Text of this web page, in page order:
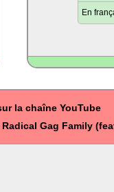
En
la chaîne YouTube
Gag Family